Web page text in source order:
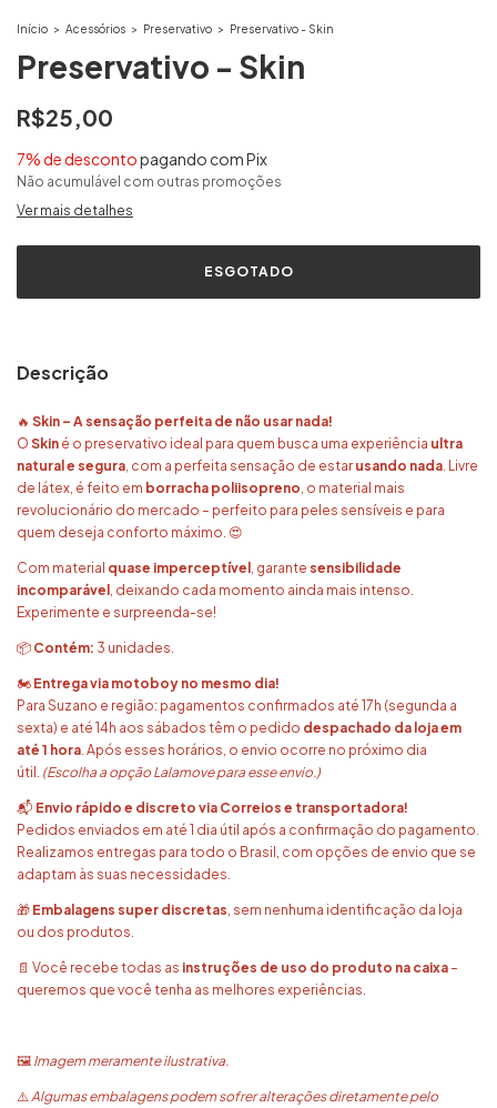
Início > Acessórios > Preservativo > Preservativo - Skin
Preservativo - Skin
R$25,00
7% de descontopagando com Pix
Não acumulável com outras promoções
Ver mais detalhes
Descrição
🔥 Skin – A sensação perfeita de não usar nada!
O Skin é o preservativo ideal para quem busca uma experiência ultra
natural e segura, com a perfeita sensação de estar usando nada. Livre
de látex, é feito em borracha poliisopreno, o material mais
revolucionário do mercado – perfeito para peles sensíveis e para
quem deseja conforto máximo. 😍
Com material quase imperceptível , garante sensibilidade
incomparável , deixando cada momento ainda mais intenso.
Experimente e surpreenda-se!
📦 Contém: 3 unidades.
🏍️ Entrega via motoboy no mesmo dia!
Para Suzano e região: pagamentos confirmados até 17h (segunda a
sexta) e até 14h aos sábados têm o pedido despachado da loja em
até 1 hora. Após esses horários, o envio ocorre no próximo dia
útil. (Escolha a opção Lalamove para esse envio.)
📬 Envio rápido e discreto via Correios e transportadora!
Pedidos enviados em até 1 dia útil após a confirmação do pagamento.
Realizamos entregas para todo o Brasil, com opções de envio que se
adaptam às suas necessidades.
🎁 Embalagens super discretas, sem nenhuma identificação da loja
ou dos produtos.
📄 Você recebe todas as instruções de uso do produto na caixa –
queremos que você tenha as melhores experiências.
🖼️ Imagem meramente ilustrativa.
⚠️Algumas embalagens podem sofrer alterações diretamente pelo